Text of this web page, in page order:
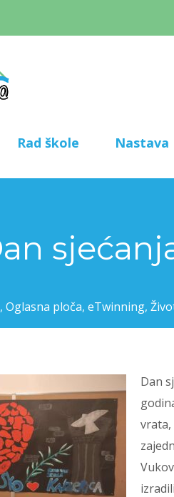
Rad škole Nastava
, Oglasna ploča, eTwinning,
Dan
vrata,